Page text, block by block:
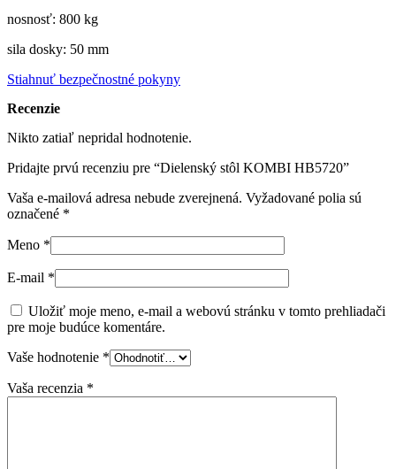
nosnosť: 800 kg
sila dosky: 50 mm
Stiahnuť bezpečnostné pokyny
Recenzie
Nikto zatiaľ nepridal hodnotenie.
Pridajte prvú recenziu pre “Dielenský stôl KOMBI HB5720”
Vaša e-mailová adresa nebude zverejnená. Vyžadované polia sú
označené *
Meno *
E-mail *
Uložiť moje meno, e-mail a webovú stránku v tomto prehliadači
pre moje budúce komentáre.
Vaše hodnotenie *
Vaša recenzia *